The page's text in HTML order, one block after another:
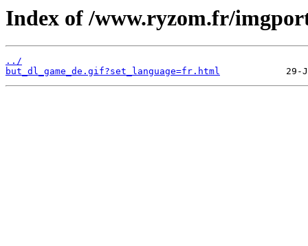
Index of /www.ryzom.fr/
../
but_dl_game_de.gif?set_language=fr.html